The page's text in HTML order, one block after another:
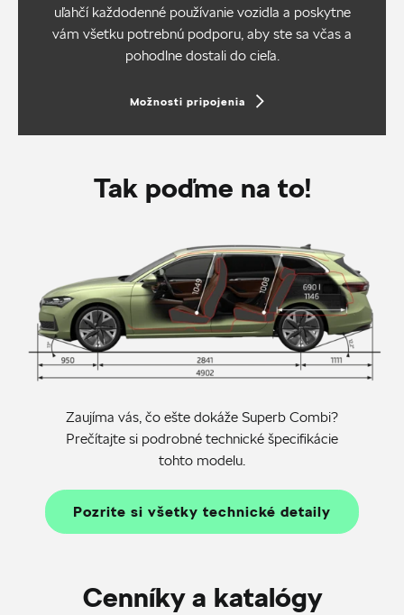
uľahčí každodenné používanie vozidla a poskytne
vám všetku potrebnú podporu, aby ste sa včas a
pohodlne dostali do cieľa.
Možnosti pripojenia
Tak poďme na to!
Zaujíma vás, čo ešte dokáže Superb Combi?
Prečítajte si podrobné technické špecifikácie
tohto modelu.
Pozrite si všetky technické detaily
Cenníky a katalógy